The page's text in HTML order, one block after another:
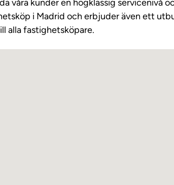
våra kunder en högklassig servicenivå
i Madrid och erbjuder även ett
alla fastighetsköpare.